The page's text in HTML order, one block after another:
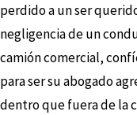
perdido a un ser
negligencia de un
camión comercial,
para ser su abogado
dentro que fuera de la